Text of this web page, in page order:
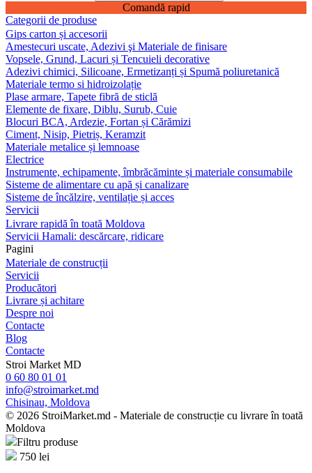
Comandă rapid
Categorii de produse
Gips carton și accesorii
Amestecuri uscate, Adezivi şi Materiale de finisare
Vopsele, Grund, Lacuri și Tencuieli decorative
Adezivi chimici, Silicoane, Ermetizanți și Spumă poliuretanică
Materiale termo si hidroizolație
Plase armare, Tapete fibră de sticlă
Elemente de fixare, Diblu, Surub, Cuie
Blocuri BCA, Ardezie, Fortan și Cărămizi
Ciment, Nisip, Pietriș, Keramzit
Materiale metalice și lemnoase
Electrice
Instrumente, echipamente, îmbrăcăminte și materiale consumabile
Sisteme de alimentare cu apă și canalizare
Sisteme de încălzire, ventilație și acces
Servicii
Livrare rapidă în toată Moldova
Servicii Hamali: descărcare, ridicare
Pagini
Materiale de construcții
Servicii
Producători
Livrare și achitare
Despre noi
Contacte
Blog
Contacte
Stroi Market MD
0 60 80 01 01
info@stroimarket.md
Chisinau, Moldova
© 2026 StroiMarket.md - Materiale de construcție cu livrare în toată
Moldova
Filtru produse
750 lei